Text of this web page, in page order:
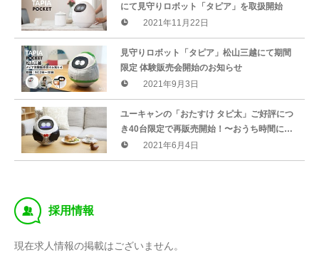
にて見守りロボット「タピア」を取扱開始
2021年11月22日
見守りロボット「タピア」松山三越にて期間
限定 体験販売会開始のお知らせ
2021年9月3日
ユーキャンの「おたすけ タピ太」ご好評につ
き40台限定で再販売開始！〜おうち時間に、
ネット不要のかわいい会話ロボットを〜
2021年6月4日
‰ 採用情報
現在求人情報の掲載はございません。